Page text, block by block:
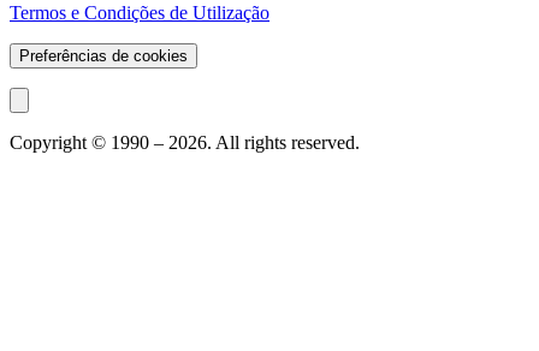
Termos e Condições de Utilização
Preferências de cookies
Copyright © 1990 – 2026. All rights reserved.